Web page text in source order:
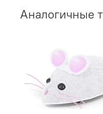
Аналогичные